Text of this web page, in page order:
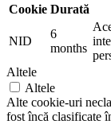
Cookie Durată
NID
6
months
Altele
Altele
Alte cookie-uri
fost încă clasificate